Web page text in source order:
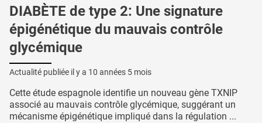
DIABÈTE de type 2: Une signature
épigénétique du mauvais contrôle
glycémique
Actualité publiée il y a 10 années 5 mois
Cette étude espagnole identifie un nouveau gène TXNIP
associé au mauvais contrôle glycémique, suggérant un
mécanisme épigénétique impliqué dans la régulation ...